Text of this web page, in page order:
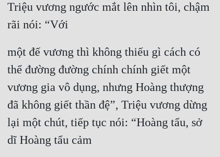
Triệu vương ngước mắt lên nhìn tôi, chậm
rãi nói: “Với
một đế vương thì không thiếu gì cách có
thể đường đường chính chính giết một
vương gia vô dụng, nhưng Hoàng thượng
đã không giết thần đệ”, Triệu vương dừng
lại một chút, tiếp tục nói: “Hoàng tẩu, sở
dĩ Hoàng tẩu cảm